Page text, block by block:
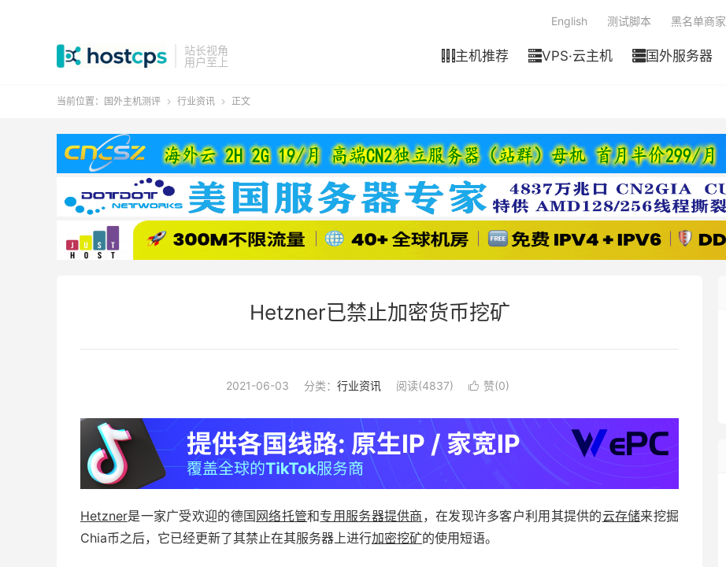
站长视角
用户至上
主机推荐 VPS·云主机 国外服务器
English 测试脚本 黑名单商家
当前位置： 国外主机测评  行业资讯  正文
Hetzner已禁止加密货币挖矿
2021-06-03 分类： 行业资讯 阅读(4837)  赞(0)
Hetzner是一家广受欢迎的德国 网络托管和专用服务器提供商 ，在发现许多客户利用其提供的云存储来挖掘
Chia币之后，它已经更新了其禁止在其服务器上进行加密挖矿的使用短语。